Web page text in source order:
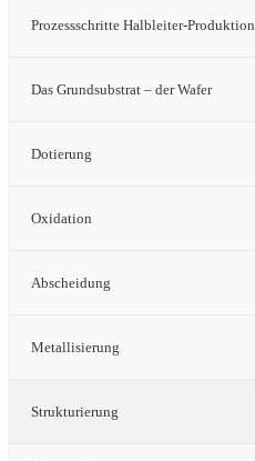
Prozessschritte Halbleiter-Produktion
Das Grundsubstrat – der Wafer
Dotierung
Oxidation
Abscheidung
Metallisierung
Strukturierung